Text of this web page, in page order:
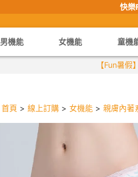
快樂
男機能 女機能 童機
【Fun暑
首頁 > 線上訂購 > 女機能 > 親膚內著